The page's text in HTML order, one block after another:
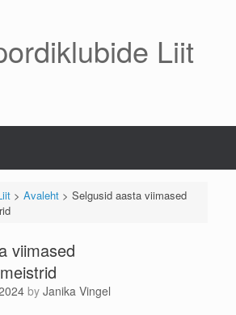
Liit
> Avaleht> Selgusid aasta viimased
viimased
by Janika Vingel